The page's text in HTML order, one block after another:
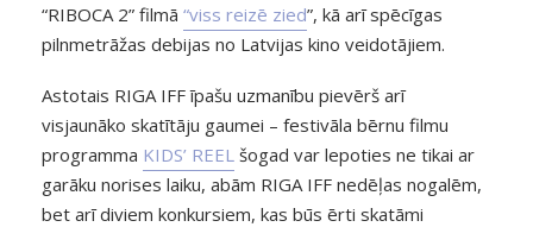
“RIBOCA 2” filmā “viss reizē zied”, kā arī spēcīgas
pilnmetrāžas debijas no Latvijas kino veidotājiem.
Astotais RIGA IFF īpašu uzmanību pievērš arī
visjaunāko skatītāju gaumei – festivāla bērnu filmu
programma KIDS’ REEL šogad var lepoties ne tikai ar
garāku norises laiku, abām RIGA IFF nedēļas nogalēm,
bet arī diviem konkursiem, kas būs ērti skatāmi